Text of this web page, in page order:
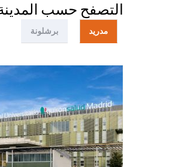
التصفح حسب
مدريد برشلونة